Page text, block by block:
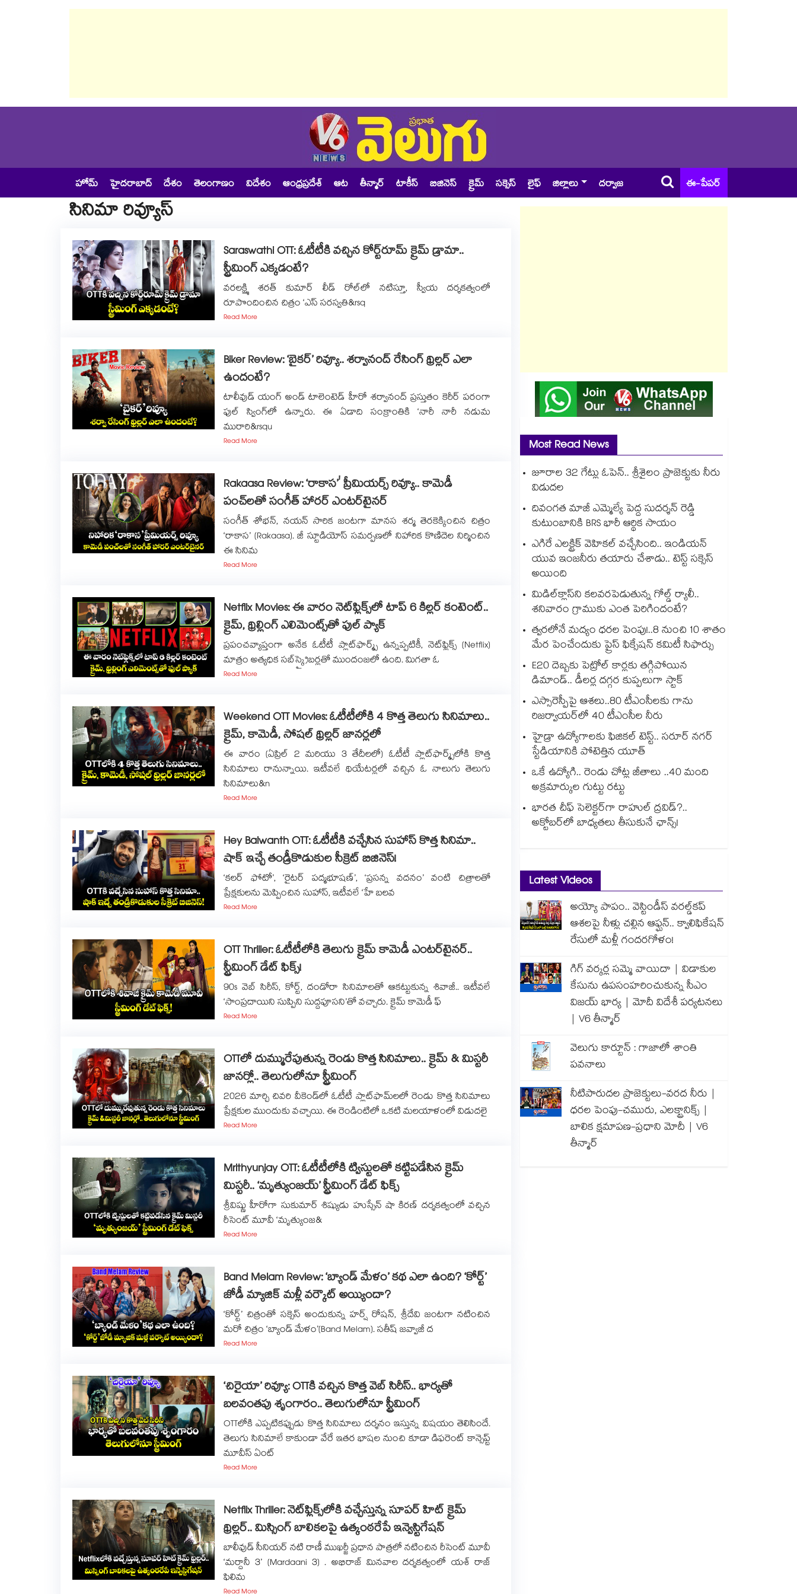
హోమ్ హైదరాబాద్ దేశం తెలంగాణం విదేశం ఆంధ్రప్రదేశ్ ఆట తీన్మార్ టాకీస్ బిజినెస్ క్రైమ్ సక్సెస్ లైఫ్ జిల్లాలు దర్వాజ ఈ-పేపర్
సినిమా రివ్యూస్
Saraswathi OTT: ఓటీటీకి వచ్చిన కోర్ట్‌రూమ్ క్రైమ్ డ్రామా..
స్ట్రీమింగ్ ఎక్కడంటే?
వరలక్ష్మి శరత్ కుమార్ లీడ్‌‌‌‌ రోల్‌‌‌‌లో నటిస్తూ, స్వీయ దర్శకత్వంలో
రూపొందించిన చిత్రం ‘ఎస్ సరస్వతి&rsq
Read More
Biker Review: ‘బైకర్’ రివ్యూ.. శర్వానంద్ రేసింగ్ థ్రిల్లర్ ఎలా
ఉందంటే?
టాలీవుడ్ యంగ్ అండ్ టాలెంటెడ్ హీరో శర్వానంద్ ప్రస్తుతం కెరీర్ పరంగా
ఫుల్ స్వింగ్‌లో ఉన్నారు. ఈ ఏడాది సంక్రాంతికి ‘నారీ నారీ నడుమ
మురారి&rsqu
Read More
Rakaasa Review: ‘రాకాస’' ప్రీమియర్స్ రివ్యూ.. కామెడీ
పంచ్‌లతో సంగీత్ హారర్ ఎంటర్‌టైనర్
సంగీత్ శోభన్, నయన్ సారిక జంటగా మానస శర్మ తెరకెక్కించిన చిత్రం
‘రాకాస’ (Rakaasa). జీ స్టూడియోస్ సమర్పణలో నిహారిక కొణిదెల నిర్మించిన
ఈ సినిమ
Read More
Netflix Movies: ఈ వారం నెట్‌ఫ్లిక్స్‌లో టాప్ 6 కిల్లర్ కంటెంట్..
క్రైమ్, థ్రిల్లింగ్ ఎలిమెంట్స్⁭తో ఫుల్ ప్యాక్
ప్రపంచవ్యాప్తంగా అనేక ఓటీటీ ప్లాట్‌ఫార్మ్స్ ఉన్నప్పటికీ, నెట్‌ఫ్లిక్స్ (Netflix)
మాత్రం అత్యధిక సబ్‌స్క్రైబర్లతో ముందంజలో ఉంది. మిగతా ఓ
Read More
Weekend OTT Movies: ఓటీటీలోకి 4 కొత్త తెలుగు సినిమాలు..
క్రైమ్, కామెడీ, సోషల్ థ్రిల్లర్ జానర్లలో
ఈ వారం (ఏప్రిల్ 2 మరియు 3 తేదీలలో) ఓటీటీ ప్లాట్‌ఫార్మ్స్‌లోకి కొత్త
సినిమాలు రానున్నాయి. ఇటీవలే థియేటర్లలో వచ్చిన ఓ నాలుగు తెలుగు
సినిమాలు&n
Read More
Hey Balwanth OTT: ఓటీటీకి వచ్చేసిన సుహాస్ కొత్త సినిమా..
షాక్ ఇచ్చే తండ్రీకొడుకుల సీక్రెట్ బిజినెస్!
‘కలర్ ఫోటో’, ‘రైటర్ పద్మభూషణ్’, ‘ప్రసన్న వదనం’ వంటి చిత్రాలతో
ప్రేక్షకులను మెప్పించిన సుహాస్, ఇటీవలే ‘హే బలవ
Read More
OTT Thriller: ఓటీటీలోకి తెలుగు క్రైమ్ కామెడీ ఎంటర్‌టైనర్..
స్ట్రీమింగ్ డేట్ ఫిక్స్!
90s వెబ్ సిరీస్, కోర్ట్, దండోరా సినిమాలతో ఆకట్టుకున్న శివాజీ.. ఇటీవలే
‘సాంప్రదాయిని సుప్పిని సుద్దపూసని’తో వచ్చారు. క్రైమ్‌ కామెడీ ఫ్
Read More
OTTలో దుమ్మురేపుతున్న రెండు కొత్త సినిమాలు.. క్రైమ్ & మిస్టరీ
జానర్లో.. తెలుగులోనూ స్ట్రీమింగ్
2026 మార్చి చివరి వీకెండ్‌లో ఓటీటీ ప్లాట్‌ఫామ్‌లలో రెండు కొత్త సినిమాలు
ప్రేక్షకుల ముందుకు వచ్చాయి. ఈ రెండింటిలో ఒకటి మలయాళంలో విడుదలై
Read More
Mrithyunjay OTT: ఓటీటీలోకి ట్విస్టులతో కట్టిపడేసిన క్రైమ్
మిస్టరీ.. ‘మృత్యుంజయ్’ స్ట్రీమింగ్ డేట్ ఫిక్స్
శ్రీవిష్ణు హీరోగా సుకుమార్ శిష్యుడు హుస్సేన్ షా కిర‌‌‌‌‌‌‌‌ణ్ దర్శకత్వంలో వచ్చిన
రీసెంట్ మూవీ ‘మృత్యుంజ&
Read More
Band Melam Review: ‘బ్యాండ్ మేళం’ కథ ఎలా ఉంది? ‘కోర్ట్’
జోడీ మ్యాజిక్ మళ్లీ వర్కౌట్ అయ్యిందా?
‘కోర్ట్’ చిత్రంతో సక్సెస్ అందుకున్న హర్ష్ రోషన్, శ్రీదేవి జంటగా నటించిన
మరో చిత్రం ‘బ్యాండ్ మేళం’(Band Melam). సతీష్ జవ్వాజీ ద
Read More
‘చిరైయా’ రివ్యూ: OTTకి వ‌చ్చిన కొత్త వెబ్ సిరీస్.. భార్య‌తో
బ‌ల‌వంత‌పు శృంగారం.. తెలుగులోనూ స్ట్రీమింగ్
OTTలోకి ఎప్పటికప్పుడు కొత్త సినిమాలు దర్శనం ఇస్తున్న విషయం తెలిసిందే.
తెలుగు సినిమాలే కాకుండా వేరే ఇతర భాషల నుంచి కూడా డిఫరెంట్ కాన్సెప్ట్
మూవీస్ ఏంట్
Read More
Netflix Thriller: నెట్‌ఫ్లిక్స్‌లోకి వచ్చేస్తున్న సూపర్ హిట్ క్రైమ్
థ్రిల్లర్.. మిస్సింగ్ బాలికలపై ఉత్కంఠరేపే ఇన్వెస్టిగేషన్
బాలీవుడ్ సీనియర్ నటి రాణీ ముఖర్జీ ప్రధాన పాత్రలో నటించిన రీసెంట్ మూవీ
‘మర్దానీ 3’ (Mardaani 3) . అభిరాజ్ మినవాల దర్శకత్వంలో యశ్ రాజ్
ఫిలిమ
Most Read News
జూరాల 32 గేట్లు ఓపెన్.. శ్రీశైలం ప్రాజెక్టుకు నీరు
విడుదల
దివంగత మాజీ ఎమ్మెల్యే పెద్ద సుదర్శన్ రెడ్డి
కుటుంబానికి BRS భారీ ఆర్థిక సాయం
ఎగిరే ఎలక్ట్రిక్ వెహికల్ వచ్చేసింది.. ఇండియన్
యువ ఇంజనీరు తయారు చేశాడు.. టెస్ట్ సక్సెస్
అయింది
మిడిల్‌క్లాస్‌ని కలవరపెడుతున్న గోల్డ్ ర్యాలీ..
శనివారం గ్రాముకు ఎంత పెరిగిందంటే?
త్వరలోనే మద్యం ధ‌‌ర‌‌ల పెంపు!..8 నుంచి 10 శాతం
మేర పెంచేందుకు ప్రైస్ ఫిక్సేష‌‌న్ క‌‌మిటీ సిఫార్సు
E20 దెబ్బకు పెట్రోల్ కార్లకు తగ్గిపోయిన
డిమాండ్.. డీలర్ల దగ్గర కుప్పలుగా స్టాక్
ఎస్సారెస్పీపై ఆశలు..80 టీఎంసీలకు గాను
రిజర్వాయర్‌‌‌‌‌‌‌‌‌‌‌‌‌‌‌‌లో 40 టీఎంసీల నీరు
హైడ్రా ఉద్యోగాలకు ఫిజికల్ టెస్ట్.. సరూర్ నగర్
స్టేడియానికి పోటెత్తిన యూత్
ఒకే ఉద్యోగి.. రెండు చోట్ల జీతాలు ..40 మంది
అక్రమార్కుల గుట్టు రట్టు
భారత చీఫ్ సెలెక్టర్⁬గా రాహుల్ ద్రవిడ్?..
అక్టోబర్‌లో బాధ్యతలు తీసుకునే ఛాన్స్!
Latest Videos
అయ్యో పాపం.. వెస్టిండీస్ వరల్డ్‌కప్
ఆశలపై నీళ్లు చల్లిన ఆఫ్ఘన్.. క్వాలిఫికేషన్
రేసులో మళ్లీ గందరగోళం!
గిగ్ వర్కర్ల సమ్మె వాయిదా | విడాకుల
కేసును ఉపసంహరించుకున్న సీఎం
విజయ్ భార్య | మోదీ విదేశీ పర్యటనలు
| V6 తీన్మార్
వెలుగు కార్టూన్ : గాజాలో శాంతి
పవనాలు
నీటిపారుదల ప్రాజెక్టులు-వరద నీరు |
ధరల పెంపు-చమురు, ఎలక్ట్రానిక్స్ |
బాలిక క్షమాపణ-ప్రధాని మోదీ | V6
తీన్మార్